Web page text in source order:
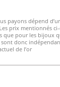
payons dépend
prix mentionnés
que pour les bijoux
donc
de l’or